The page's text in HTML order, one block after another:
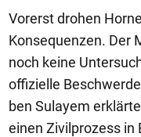
Vorerst drohen
Konsequenzen. Der
noch keine
offizielle
ben Sulayem
einen Zivilprozess in